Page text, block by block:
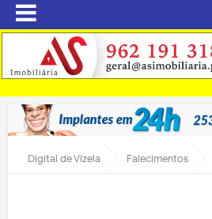
Digital de Vizela Falecimentos